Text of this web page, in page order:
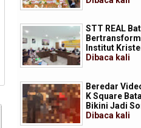
BP Batam Perkuat Transformasi
Digital melalui Pengembangan
Super Apps
STT REAL
Institut
Dibaca kali
Beredar
K Square
Bikini Jadi
Dibaca kali